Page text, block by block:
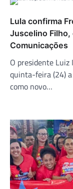
Lula confirma
Juscelino
Comunicações
O presidente
quinta-feira (24)
como novo…